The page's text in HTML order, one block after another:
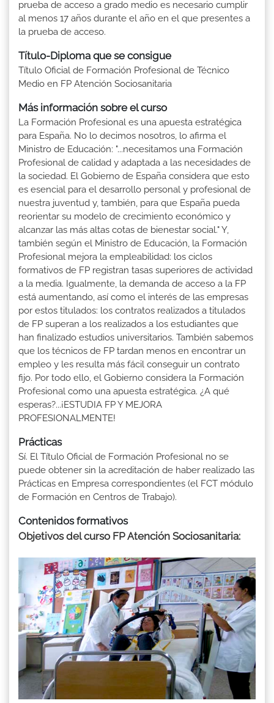
prueba de acceso a grado medio es necesario cumplir
al menos 17 años durante el año en el que presentes a
la prueba de acceso.
Título-Diploma que se consigue
Título Oficial de Formación Profesional de Técnico
Medio en FP Atención Sociosanitaria
Más información sobre el curso
La Formación Profesional es una apuesta estratégica
para España. No lo decimos nosotros, lo afirma el
Ministro de Educación: "...necesitamos una Formación
Profesional de calidad y adaptada a las necesidades de
la sociedad. El Gobierno de España considera que esto
es esencial para el desarrollo personal y profesional de
nuestra juventud y, también, para que España pueda
reorientar su modelo de crecimiento económico y
alcanzar las más altas cotas de bienestar social." Y,
también según el Ministro de Educación, la Formación
Profesional mejora la empleabilidad: los ciclos
formativos de FP registran tasas superiores de actividad
a la media. Igualmente, la demanda de acceso a la FP
está aumentando, así como el interés de las empresas
por estos titulados: los contratos realizados a titulados
de FP superan a los realizados a los estudiantes que
han finalizado estudios universitarios. También sabemos
que los técnicos de FP tardan menos en encontrar un
empleo y les resulta más fácil conseguir un contrato
fijo. Por todo ello, el Gobierno considera la Formación
Profesional como una apuesta estratégica. ¿A qué
esperas?...¡ESTUDIA FP Y MEJORA
PROFESIONALMENTE!
Prácticas
Sí. El Título Oficial de Formación Profesional no se
puede obtener sin la acreditación de haber realizado las
Prácticas en Empresa correspondientes (el FCT módulo
de Formación en Centros de Trabajo).
Contenidos formativos
Objetivos del curso FP Atención Sociosanitaria: